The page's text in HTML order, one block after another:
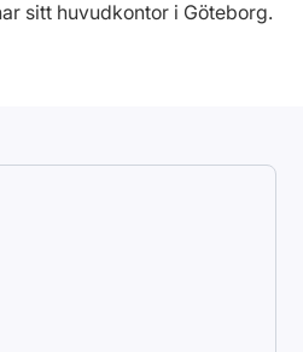
sitt huvudkontor i Göteborg.